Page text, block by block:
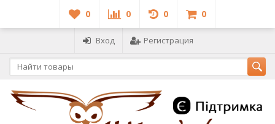
0 0 0 0
Вход Регистрация